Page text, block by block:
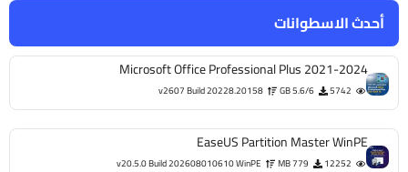
أحدث الاسطوانات
Microsoft Office Professional Plus 2021-2024
5742
5.6/6 GB
v2607 Build 20228.20158
EaseUS Partition Master WinPE
12252
779 MB
v20.5.0 Build 202608010610 WinPE